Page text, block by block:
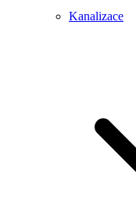
Kanalizace